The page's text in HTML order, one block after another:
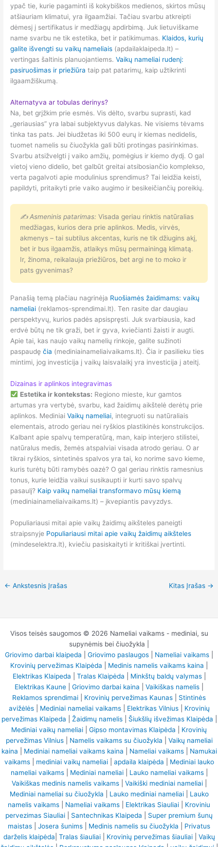
ypač tie, kurie pagaminti iš kokybiškos medienos, skirtos mūsų
atšiauriam klimatui, yra ilgaamžiai. Tačiau svarbu atkreipti
dėmesį į sertifikatus ir medžiagų apdirbimą. Juk lietuviškame
name svarbu ne tik estetika, bet ir patikimumas. Klaidos, kurių
galite išvengti su vaikų nameliais (apdailaklaipeda.lt) –
vertingas šaltinis planuojantiems.Vaikų nameliai rudenį:
pasiruošimas ir priežiūra taip pat patarimų, kaip užtikrinti
ilgaamžiškumą.
Alternatyva ar tobulas derinys?
Na, bet grįžkim prie esmės. Vis dėlto, svarbu suprasti, kad
„geriausias” yra labai subjektyvus dalykas. Ne visiems tėvams
tinka tas pats. Jei biudžetas iki 500 eurų ir kiemas nedidelis,
tuomet namelis su čiuožykla gali būti protingas pasirinkimas.
Svarbu atsižvelgti į vaiko amžių, pomėgius ir kiemo dydį. O gal
vietoj vieno didelio, bet galbūt greitai atsibosiančio komplekso,
verta pagalvoti apie modulinius sprendimus? Tai leidžia keisti,
papildyti, pritaikyti prie vaiko augimo ir besikeičiančių poreikių.
✍ Asmeninis patarimas: Visada geriau rinktis natūralias
medžiagas, kurios dera prie aplinkos. Medis, virvės,
akmenys – tai subtilus akcentas, kuris ne tik džiugins akį,
bet ir bus ilgaamžis, atlaikys mūsų permainingą klimatą.
Ir, žinoma, reikalauja priežiūros, bet argi ne to moko ir
pats gyvenimas?
Panašią temą plačiau nagrinėja Ruošiamės žaidimams: vaikų
nameliai (reklamos-sprendimai.lt). Ten rasite dar daugiau
perspektyvų, kurios padės apsispręsti. Juk svarbiausia, kad
erdvė būtų ne tik graži, bet ir gyva, kviečianti žaisti ir augti.
Apie tai, kas naujo vaikų namelių rinkoje, galite sužinoti
paspaudęčia (mediniainameliaivaikams.lt). Čia ir pasilieku ties
mintimi, jog investicija į vaikų laisvalaikį yra investicija į ateitį.
Dizainas ir aplinkos integravimas
Estetika ir kontekstas: Regiono mieste, kur gamtos
artumas yra vertybė, svarbu, kad žaidimų aikštelė derėtų prie
aplinkos. MediniaiVaikų nameliai, integruoti su natūraliais
elementais, atrodo geriau nei ryškios plastikinės konstrukcijos.
Kalbant apie spalvų temperatūrą, man, kaip interjero stilistei,
natūralus medis, žemės atspalviai visada atrodo geriau. O ar
tikrai ryškios, sintetinės spalvos yra tai, ko norime savo kieme,
kuris turėtų būti ramybės oazė? O gal geriau rinktis ramesnius
tonus, kurie leidžia vaikui susikaupti ir kurti savo spalvų
pasaulį? Kaip vaikų nameliai transformavo mūsų kiemą
(mediniainameliaivaikams.lt) – įkvepiantis pavyzdys.
Populiariausi mitai apie vaikų žaidimų aikšteles paneigti
straipsnyje Populiariausi mitai apie vaikų žaidimų aikšteles
(mindeselektra.lt), kviečiu pasiskaityti ir kritiškai įvertinti.
← Ankstesnis Įrašas Kitas Įrašas →
Visos teisės saugomos © 2026 Nameliai vaikams - mediniai, su
supynėmis bei čiuožykla |
Griovimo darbai klaipeda
Griovimo paslaugos Nameliai vaikams
Krovinių pervežimas Klaipėda
Medinis namelis vaikams kaina
Elektrikas Klaipeda
Tralas Klaipėda Minkštų baldų valymas|
Elektrikas Kaune
Griovimo darbai kaina Vaikiškas namelis
Reklamos sprendimai
Krovinių pervežimas Kaunas
Stintinės
avižėlės| Mediniai nameliai vaikams| Elektrikas Vilnius| Krovinių
pervežimas Klaipeda
Žaidimų namelis| Šiukšlių išvežimas Klaipėda
Mediniai vaikų nameliai
Gipso montavimas Klaipėda
Krovinių
pervežimas Vilnius| Namelis vaikams su čiuožykla
Vaikų nameliai
kaina
Mediniai nameliai vaikams kaina Nameliai vaikams| Namukai
vaikams| mediniai vaikų nameliai| apdaila klaipėda
Mediniai lauko
nameliai vaikams| Mediniai nameliai| Lauko nameliai vaikams|
Vaikiškas medinis namelis vaikams| Vaikiški mediniai nameliai|
Mediniai nameliai su čiuožykla
Lauko mediniai nameliai| Lauko
namelis vaikams
Nameliai vaikams Elektrikas Siauliai
Kroviniu
pervezimas Siauliai
Santechnikas Klaipeda
Super premium šunų
maistas
Josera šunims Medinis namelis su čiuožykla
Privatus
darželis klaipėda Tralas šiauliai| Krovinių pervežimas šiauliai| Vaikų